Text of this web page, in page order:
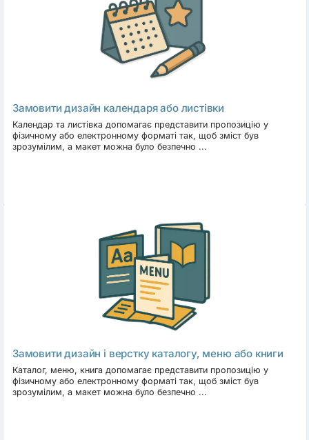
Замовити дизайн календаря або листівки
Календар та листівка допомагає представити пропозицію у
фізичному або електронному форматі так, щоб зміст був
зрозумілим, а макет можна було безпечно ...
Замовити дизайн і верстку каталогу, меню або книги
Каталог, меню, книга допомагає представити пропозицію у
фізичному або електронному форматі так, щоб зміст був
зрозумілим, а макет можна було безпечно ...